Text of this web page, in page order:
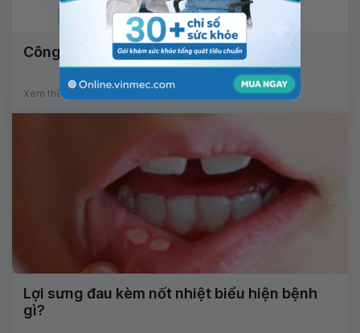
Công dụng thuốc Lidocain HCl
Xem thêm
Lợi sưng đau kèm nốt nhiệt biểu hiện bệnh
gì?